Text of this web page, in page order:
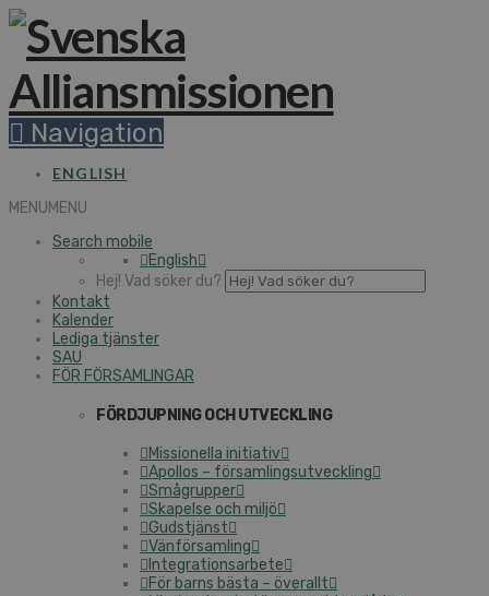
Navigation
ENGLISH
MENUMENU
Search mobile
English
Hej! Vad söker du?
Kontakt
Kalender
Lediga tjänster
SAU
FÖR FÖRSAMLINGAR
FÖRDJUPNING OCH UTVECKLING
Missionella initiativ
Apollos – församlingsutveckling
Smågrupper
Skapelse och miljö
Gudstjänst
Vänförsamling
Integrationsarbete
För barns bästa – överallt